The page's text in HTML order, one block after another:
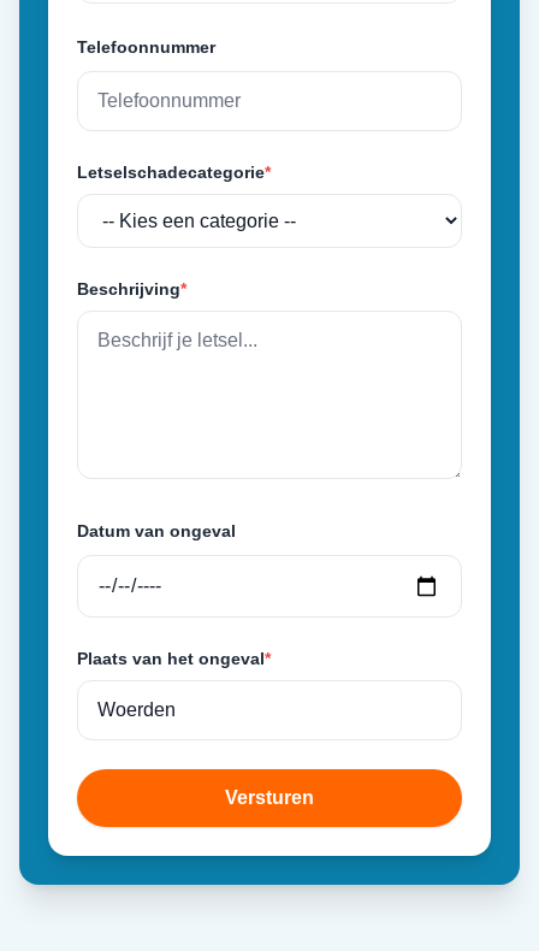
Telefoonnummer
Letselschadecategorie*
Beschrijving*
Datum van ongeval
Plaats van het ongeval*
Versturen